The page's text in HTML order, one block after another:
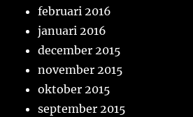
februari 2016
januari 2016
december 2015
november 2015
oktober 2015
september 2015